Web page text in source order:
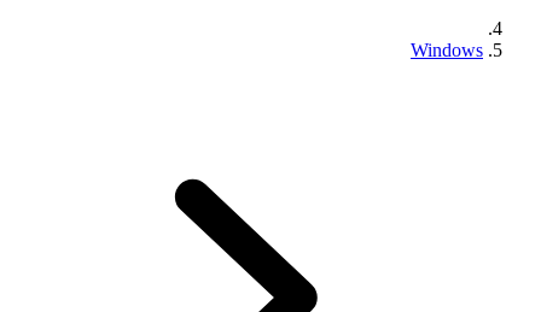
Windows